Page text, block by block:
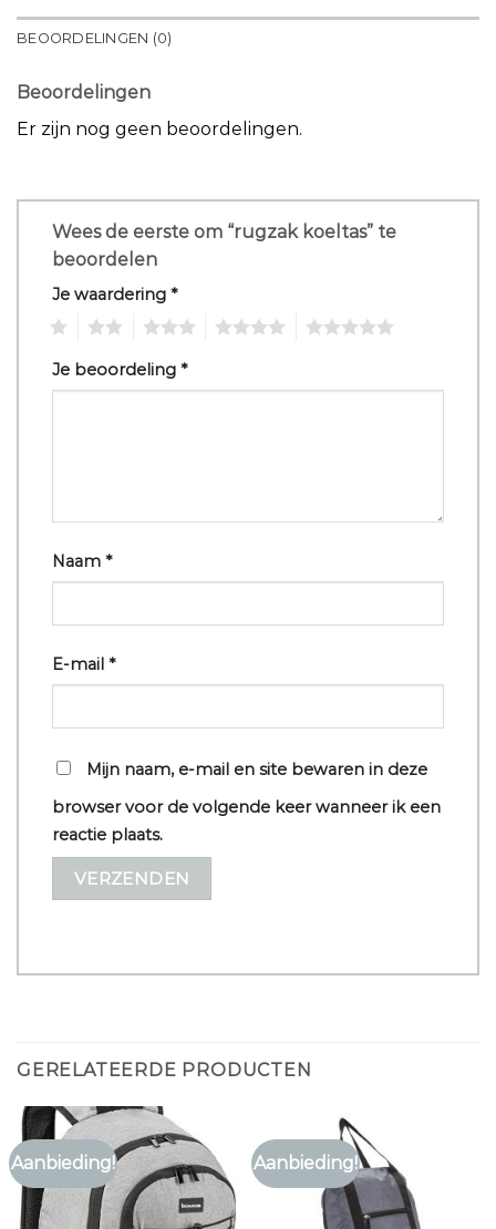
BEOORDELINGEN (0)
Beoordelingen
Er zijn nog geen beoordelingen.
Wees de eerste om “rugzak koeltas” te
beoordelen
Je waardering *
Je beoordeling *
Naam *
E-mail *
Mijn naam, e-mail en site bewaren in deze
browser voor de volgende keer wanneer ik een
reactie plaats.
GERELATEERDE PRODUCTEN
Aanbieding! Aanbieding!